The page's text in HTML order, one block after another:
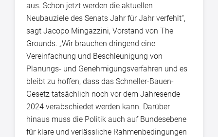
aus. Schon jetzt werden die aktuellen
Neubauziele des Senats Jahr für Jahr verfehlt“,
sagt Jacopo Mingazzini, Vorstand von The
Grounds. „Wir brauchen dringend eine
Vereinfachung und Beschleunigung von
Planungs- und Genehmigungsverfahren und es
bleibt zu hoffen, dass das Schneller-Bauen-
Gesetz tatsächlich noch vor dem Jahresende
2024 verabschiedet werden kann. Darüber
hinaus muss die Politik auch auf Bundesebene
für klare und verlässliche Rahmenbedingungen